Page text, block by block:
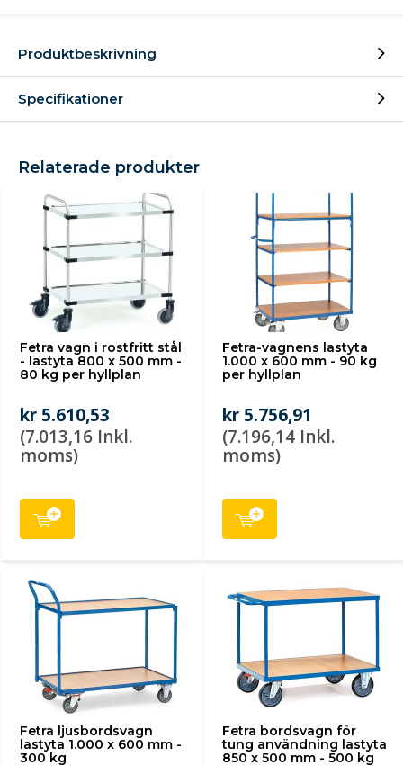
Produktbeskrivning
Specifikationer
Relaterade produkter
Fetra vagn i rostfritt stål
- lastyta 800 x 500 mm -
80 kg per hyllplan
kr 5.610,53
(7.013,16 Inkl.
moms)
Fetra-vagnens lastyta
1.000 x 600 mm - 90 kg
per hyllplan
kr 5.756,91
(7.196,14 Inkl.
moms)
Fetra ljusbordsvagn
lastyta 1.000 x 600 mm -
300 kg
Fetra bordsvagn för
tung användning lastyta
850 x 500 mm - 500 kg